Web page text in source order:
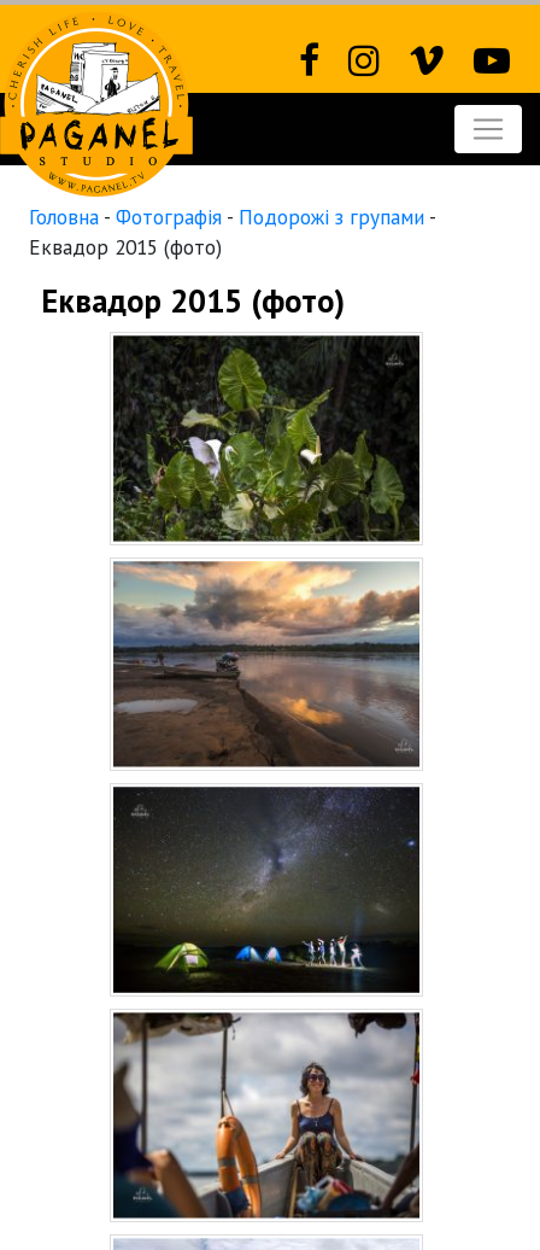
Головна- Фотографія- Подорожі з групами-
Еквадор 2015 (фото)
Еквадор 2015 (фото)